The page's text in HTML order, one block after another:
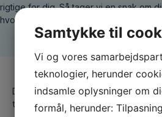
rigtige for dig. Så tager vi en snak om
hvordan vi bedst løser dem.
Dansk Tøris Teknik er stiftet i 2005
tørisblæsning og lavablæsning.
Samtykke til
Vi og vores
teknologier, herunder
indsamle oplysninger om
formål, herunder: